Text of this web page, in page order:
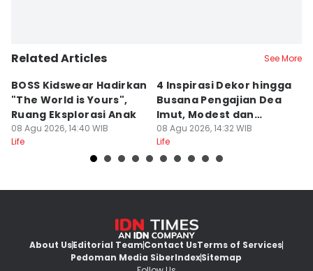
Related Articles See More
BOSS Kidswear Hadirkan
"The World is Yours",
Ruang Eksplorasi Anak
08 Agu 2026, 14:40 WIB
Life
4 Inspirasi Dekor hingga
Busana Pengajian Dea
Imut, Modest dan
Anggun!
08 Agu 2026, 14:32 WIB
Life
About UsEditorial TeamContact UsTerms of Services
Pedoman Media SiberIndexSitemap